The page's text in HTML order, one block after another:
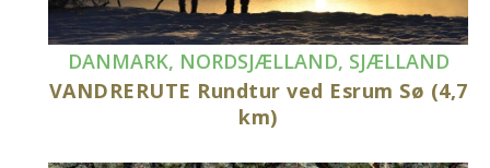
DANMARK, NORDSJÆLLAND, SJÆLLAND
VANDRERUTE Rundtur ved Esrum Sø (4,7
km)